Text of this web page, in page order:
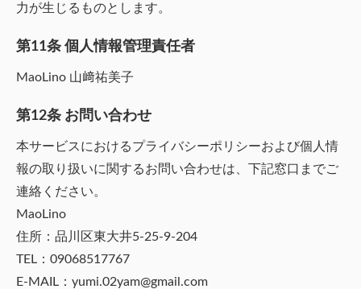
力が生じるものとします。
第11条 個人情報管理責任者
MaoLino 山﨑祐美子
第12条 お問い合わせ
本サービスにおけるプライバシーポリシーおよび個人情
報の取り扱いに関するお問い合わせは、下記窓口までご
連絡ください。
MaoLino
住所：品川区東大井5-25-9-204
TEL：09068517767
E-MAIL：yumi.02yam@gmail.com